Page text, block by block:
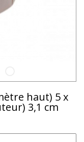
haut) 5 x
3,1 cm